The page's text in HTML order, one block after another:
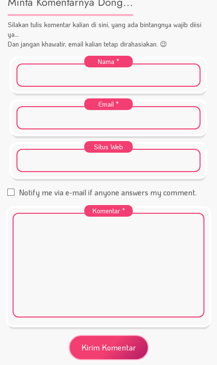
Silakan tulis komentar kalian di sini, yang ada bintangnya wajib diisi
ya...
Dan jangan khawatir, email kalian tetap dirahasiakan. 😉
Nama *
Email *
Situs Web
Notify me via e-mail if anyone answers my comment.
Komentar *